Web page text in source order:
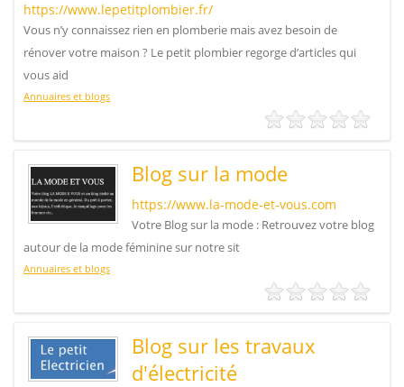
https://www.lepetitplombier.fr/
Vous n’y connaissez rien en plomberie mais avez besoin de
rénover votre maison ? Le petit plombier regorge d’articles qui
vous aid
Annuaires et blogs
Blog sur la mode
https://www.la-mode-et-vous.com
Votre Blog sur la mode : Retrouvez votre blog
autour de la mode féminine sur notre sit
Annuaires et blogs
Blog sur les travaux
d'électricité